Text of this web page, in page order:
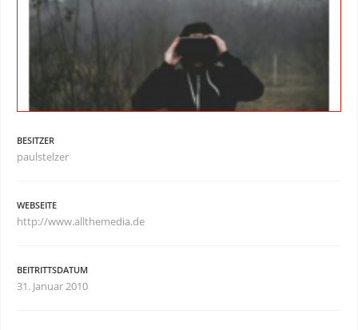
BESITZER
paulstelzer
WEBSEITE
http://www.allthemedia.de
BEITRITTSDATUM
31. Januar 2010